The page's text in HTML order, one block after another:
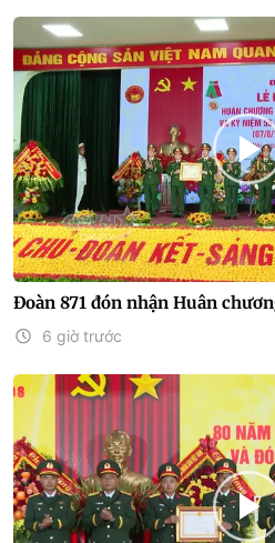
Đoàn 871 đón nhận Huân
6 giờ trước